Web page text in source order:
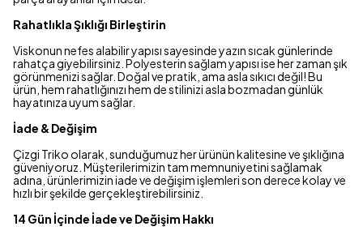
Rahatlıkla Şıklığı Birleştirin
Viskonun nefes alabilir yapısı sayesinde yazın sıcak günlerinde
rahatça giyebilirsiniz. Polyesterin sağlam yapısı ise her zaman şık
görünmenizi sağlar. Doğal ve pratik, ama asla sıkıcı değil! Bu
ürün, hem rahatlığınızı hem de stilinizi asla bozmadan günlük
hayatınıza uyum sağlar.
İade & Değişim
Çizgi Triko olarak, sunduğumuz her ürünün kalitesine ve şıklığına
güveniyoruz. Müşterilerimizin tam memnuniyetini sağlamak
adına, ürünlerimizin iade ve değişim işlemleri son derece kolay ve
hızlı bir şekilde gerçekleştirebilirsiniz.
14 Gün İçinde İade ve Değişim Hakkı